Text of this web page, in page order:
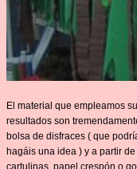
El material que empleamos
resultados son
bolsa de disfraces ( que
hagáis una idea ) y a partir
cartulinas, papel crespón o